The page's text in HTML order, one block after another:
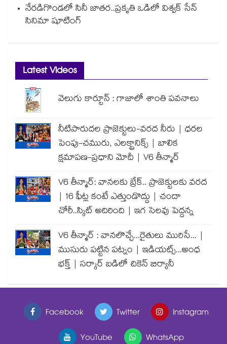
నేరడిగొండలో సినీ జాతర..ప్రకృతి ఒడిలో విశ్వక్ సేన్
సినిమా షూటింగ్
Latest Videos
వెలుగు కార్టూన్ : గాజాలో శాంతి పవనాలు
నీటిపారుదల ప్రాజెక్టులు-వరద నీరు | ధరల
పెంపు-చమురు, ఎలక్ట్రానిక్స్ | బాలిక
క్షమాపణ-ప్రధాని మోదీ | V6 తీన్మార్
V6 తీన్మార్: వానలకు బ్రేక్.. ప్రాజెక్టులకు వరద
| 16 ఫీట్ల కంటే ఎత్తుండొద్దు | చందా
చోరీ..స్కిట్ అదిరింది | ఇగ సెలవు పెద్దన్న
V6 తీన్మార్ : వానలొచ్చే...రైతులు మురిసే... |
ముసురు పట్టిన పట్నం | ఇడియట్స్...అంధ
భక్త్ | సర్కార్ బడిలో చికెన్ బిర్యానీ
Facebook Twitter
Instagram
YouTube
WhatsApp